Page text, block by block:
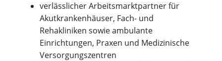
verlässlicher Arbeitsmarktpartner für
Akutkrankenhäuser, Fach- und
Rehakliniken sowie ambulante
Einrichtungen, Praxen und Medizinische
Versorgungszentren